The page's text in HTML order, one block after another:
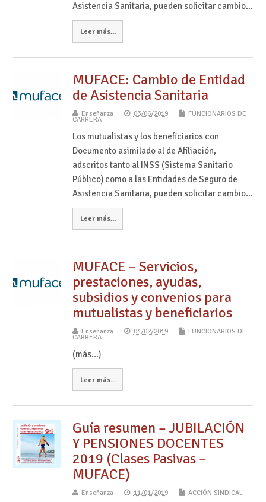
Asistencia Sanitaria, pueden solicitar cambio…
Leer más...
MUFACE: Cambio de Entidad
de Asistencia Sanitaria
Enseñanza 03/06/2019 FUNCIONARIOS DE
CARRERA
Los mutualistas y los beneficiarios con
Documento asimilado al de Afiliación,
adscritos tanto al INSS (Sistema Sanitario
Público) como a las Entidades de Seguro de
Asistencia Sanitaria, pueden solicitar cambio…
Leer más...
MUFACE – Servicios,
prestaciones, ayudas,
subsidios y convenios para
mutualistas y beneficiarios
Enseñanza 04/02/2019 FUNCIONARIOS DE
CARRERA
(más…)
Leer más...
Guía resumen – JUBILACIÓN
Y PENSIONES DOCENTES
2019 (Clases Pasivas –
MUFACE)
Enseñanza 11/01/2019 ACCIÓN SINDICAL